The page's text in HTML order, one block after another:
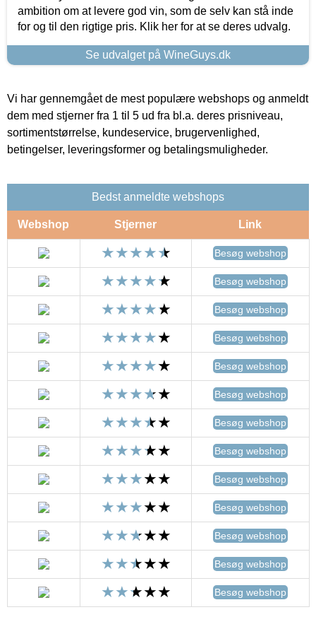
ambition om at levere god vin, som de selv kan stå inde
for og til den rigtige pris. Klik her for at se deres udvalg.
Se udvalget på WineGuys.dk
Vi har gennemgået de mest populære webshops og anmeldt
dem med stjerner fra 1 til 5 ud fra bl.a. deres prisniveau,
sortimentstørrelse, kundeservice, brugervenlighed,
betingelser, leveringsformer og betalingsmuligheder.
Bedst anmeldte webshops
Webshop Stjerner Link
Besøg webshop
Besøg webshop
Besøg webshop
Besøg webshop
Besøg webshop
Besøg webshop
Besøg webshop
Besøg webshop
Besøg webshop
Besøg webshop
Besøg webshop
Besøg webshop
Besøg webshop